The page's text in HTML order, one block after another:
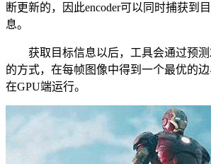
断更新的，因此encoder可以同时捕获到
息。
获取目标信息以后，工具会通过预测
的方式，在每帧图像中得到一个最优的
在GPU端运行。